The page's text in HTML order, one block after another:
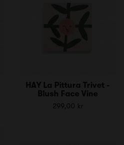
HAY La Pittura Trivet -
Blush Face Vine
299,00 kr